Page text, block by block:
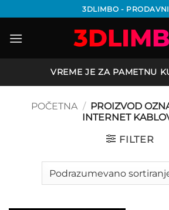
na
sadržaj
3DLIMBO -
VREME JE ZA PAMETNU
POČETNA / PROIZVOD
INTERNET
FILTER